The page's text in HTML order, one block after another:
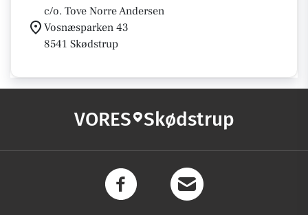
c/o. Tove Norre Andersen
Vosnæsparken 43
8541 Skødstrup
VORES Skødstrup